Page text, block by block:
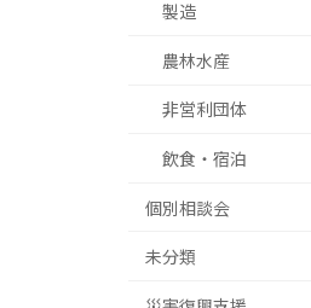
製造
農林水産
非営利団体
飲食・宿泊
個別相談会
未分類